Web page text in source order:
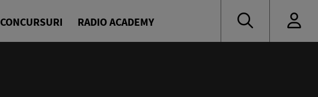
CONCURSURI RADIO ACADEMY